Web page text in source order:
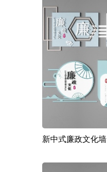
新中式廉政文化墙